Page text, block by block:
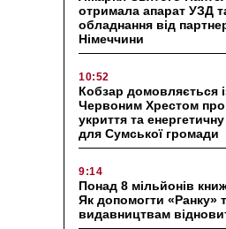
отримала апарат УЗД
обладнання від
Німеччини
10:52
Кобзар домовляється
Червоним Хрестом про
укриття та
для Сумської громади
9:14
Понад 8 мільйонів
Як допомогти «Ранку»
видавництвам